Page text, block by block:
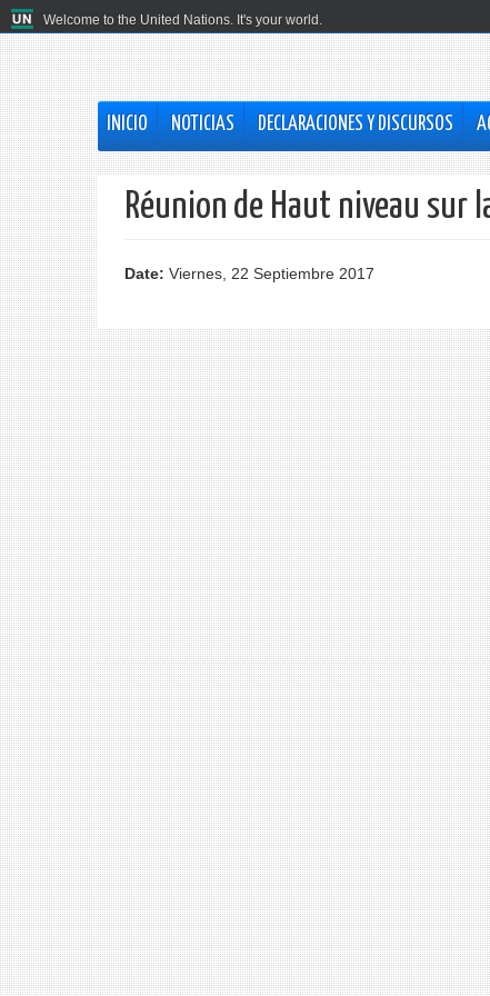
Welcome to the United Nations. It's your world.
INICIO NOTICIAS DECLARACIONES Y DISCURSOS
Réunion de Haut niveau sur
Date: Viernes, 22 Septiembre 2017